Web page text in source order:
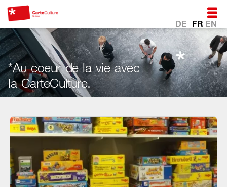
DE FR EN
*Au coeur de la vie avec
la CarteCulture.